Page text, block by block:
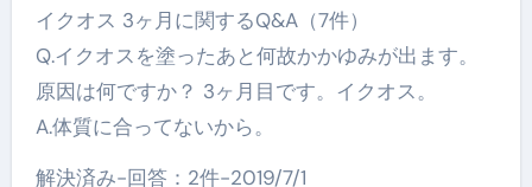
イクオス 3ヶ月に関するQ&A（7件）
Q.イクオスを塗ったあと何故かかゆみが出ます。
原因は何ですか？ 3ヶ月目です。イクオス。
A.体質に合ってないから。
解決済み-回答：2件-2019/7/1